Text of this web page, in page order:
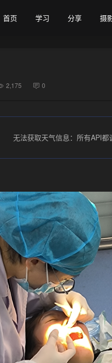
首页 学习 分享 摄
2,175 0
无法获取天气信息：所有API都